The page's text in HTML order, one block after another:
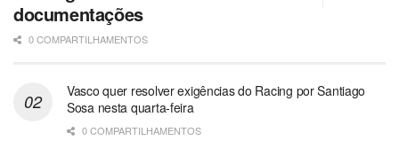
documentações
0 COMPARTILHAMENTOS
Vasco quer resolver exigências do Racing por Santiago
Sosa nesta quarta-feira
0 COMPARTILHAMENTOS